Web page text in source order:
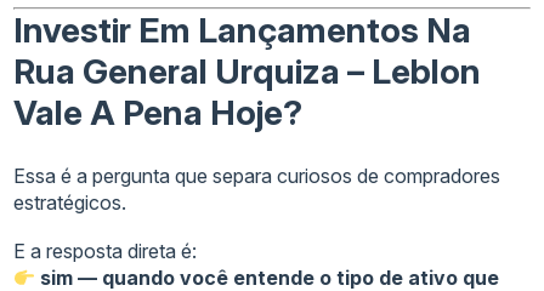
Investir Em Lançamentos Na
Rua General Urquiza – Leblon
Vale A Pena Hoje?
Essa é a pergunta que separa curiosos de compradores
estratégicos.
E a resposta direta é:
sim — quando você entende o tipo de ativo que